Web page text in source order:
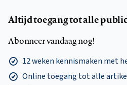
Altijd toegang tot alle
Abonneer vandaag nog!
12 weken kennismaken met
Online toegang tot alle